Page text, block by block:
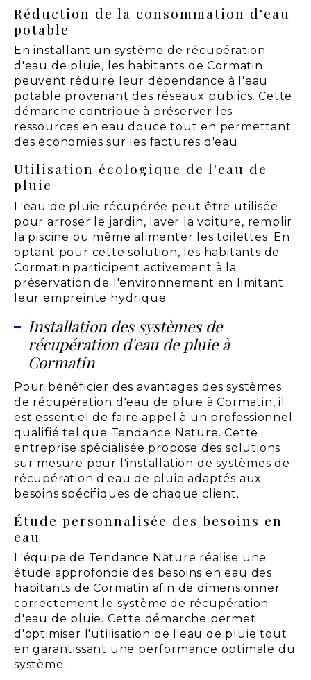
Réduction de la consommation d'eau
potable
En installant un système de récupération
d'eau de pluie, les habitants de Cormatin
peuvent réduire leur dépendance à l'eau
potable provenant des réseaux publics. Cette
démarche contribue à préserver les
ressources en eau douce tout en permettant
des économies sur les factures d'eau.
Utilisation écologique de l'eau de
pluie
L'eau de pluie récupérée peut être utilisée
pour arroser le jardin, laver la voiture, remplir
la piscine ou même alimenter les toilettes. En
optant pour cette solution, les habitants de
Cormatin participent activement à la
préservation de l'environnement en limitant
leur empreinte hydrique.
Installation des systèmes de
récupération d'eau de pluie à
Cormatin
Pour bénéficier des avantages des systèmes
de récupération d'eau de pluie à Cormatin, il
est essentiel de faire appel à un professionnel
qualifié tel que Tendance Nature. Cette
entreprise spécialisée propose des solutions
sur mesure pour l'installation de systèmes de
récupération d'eau de pluie adaptés aux
besoins spécifiques de chaque client.
Étude personnalisée des besoins en
eau
L'équipe de Tendance Nature réalise une
étude approfondie des besoins en eau des
habitants de Cormatin afin de dimensionner
correctement le système de récupération
d'eau de pluie. Cette démarche permet
d'optimiser l'utilisation de l'eau de pluie tout
en garantissant une performance optimale du
système.